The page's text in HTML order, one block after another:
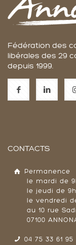
Fédération des
libérales des 29
depuis 1999.
CONTACTS
Permanence
le mardi de
le jeudi de
le vendredi
au 10 rue
07100
04 75 33 61 95